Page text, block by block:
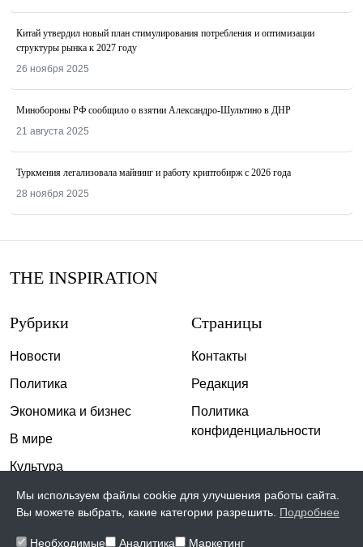
Китай утвердил новый план стимулирования потребления и оптимизации
структуры рынка к 2027 году
26 ноября 2025
Минобороны РФ сообщило о взятии Александро-Шультино в ДНР
21 августа 2025
Туркмения легализовала майнинг и работу криптобирж с 2026 года
28 ноября 2025
THE INSPIRATION
Рубрики
Новости
Политика
Экономика и бизнес
В мире
Культура
Спорт
Страницы
Контакты
Редакция
Политика
конфиденциальности
Мы используем файлы cookie для улучшения работы сайта.
Вы можете выбрать, какие категории разрешить. Подробнее
Необходимые Аналитика Маркетинг